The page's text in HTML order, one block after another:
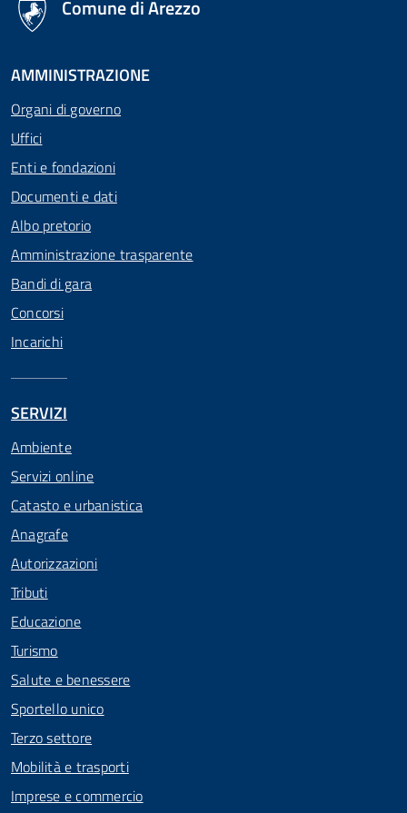
Comune di Arezzo
AMMINISTRAZIONE
Organi di governo
Uffici
Enti e fondazioni
Documenti e dati
Albo pretorio
Amministrazione trasparente
Bandi di gara
Concorsi
Incarichi
SERVIZI
Ambiente
Servizi online
Catasto e urbanistica
Anagrafe
Autorizzazioni
Tributi
Educazione
Turismo
Salute e benessere
Sportello unico
Terzo settore
Mobilità e trasporti
Imprese e commercio